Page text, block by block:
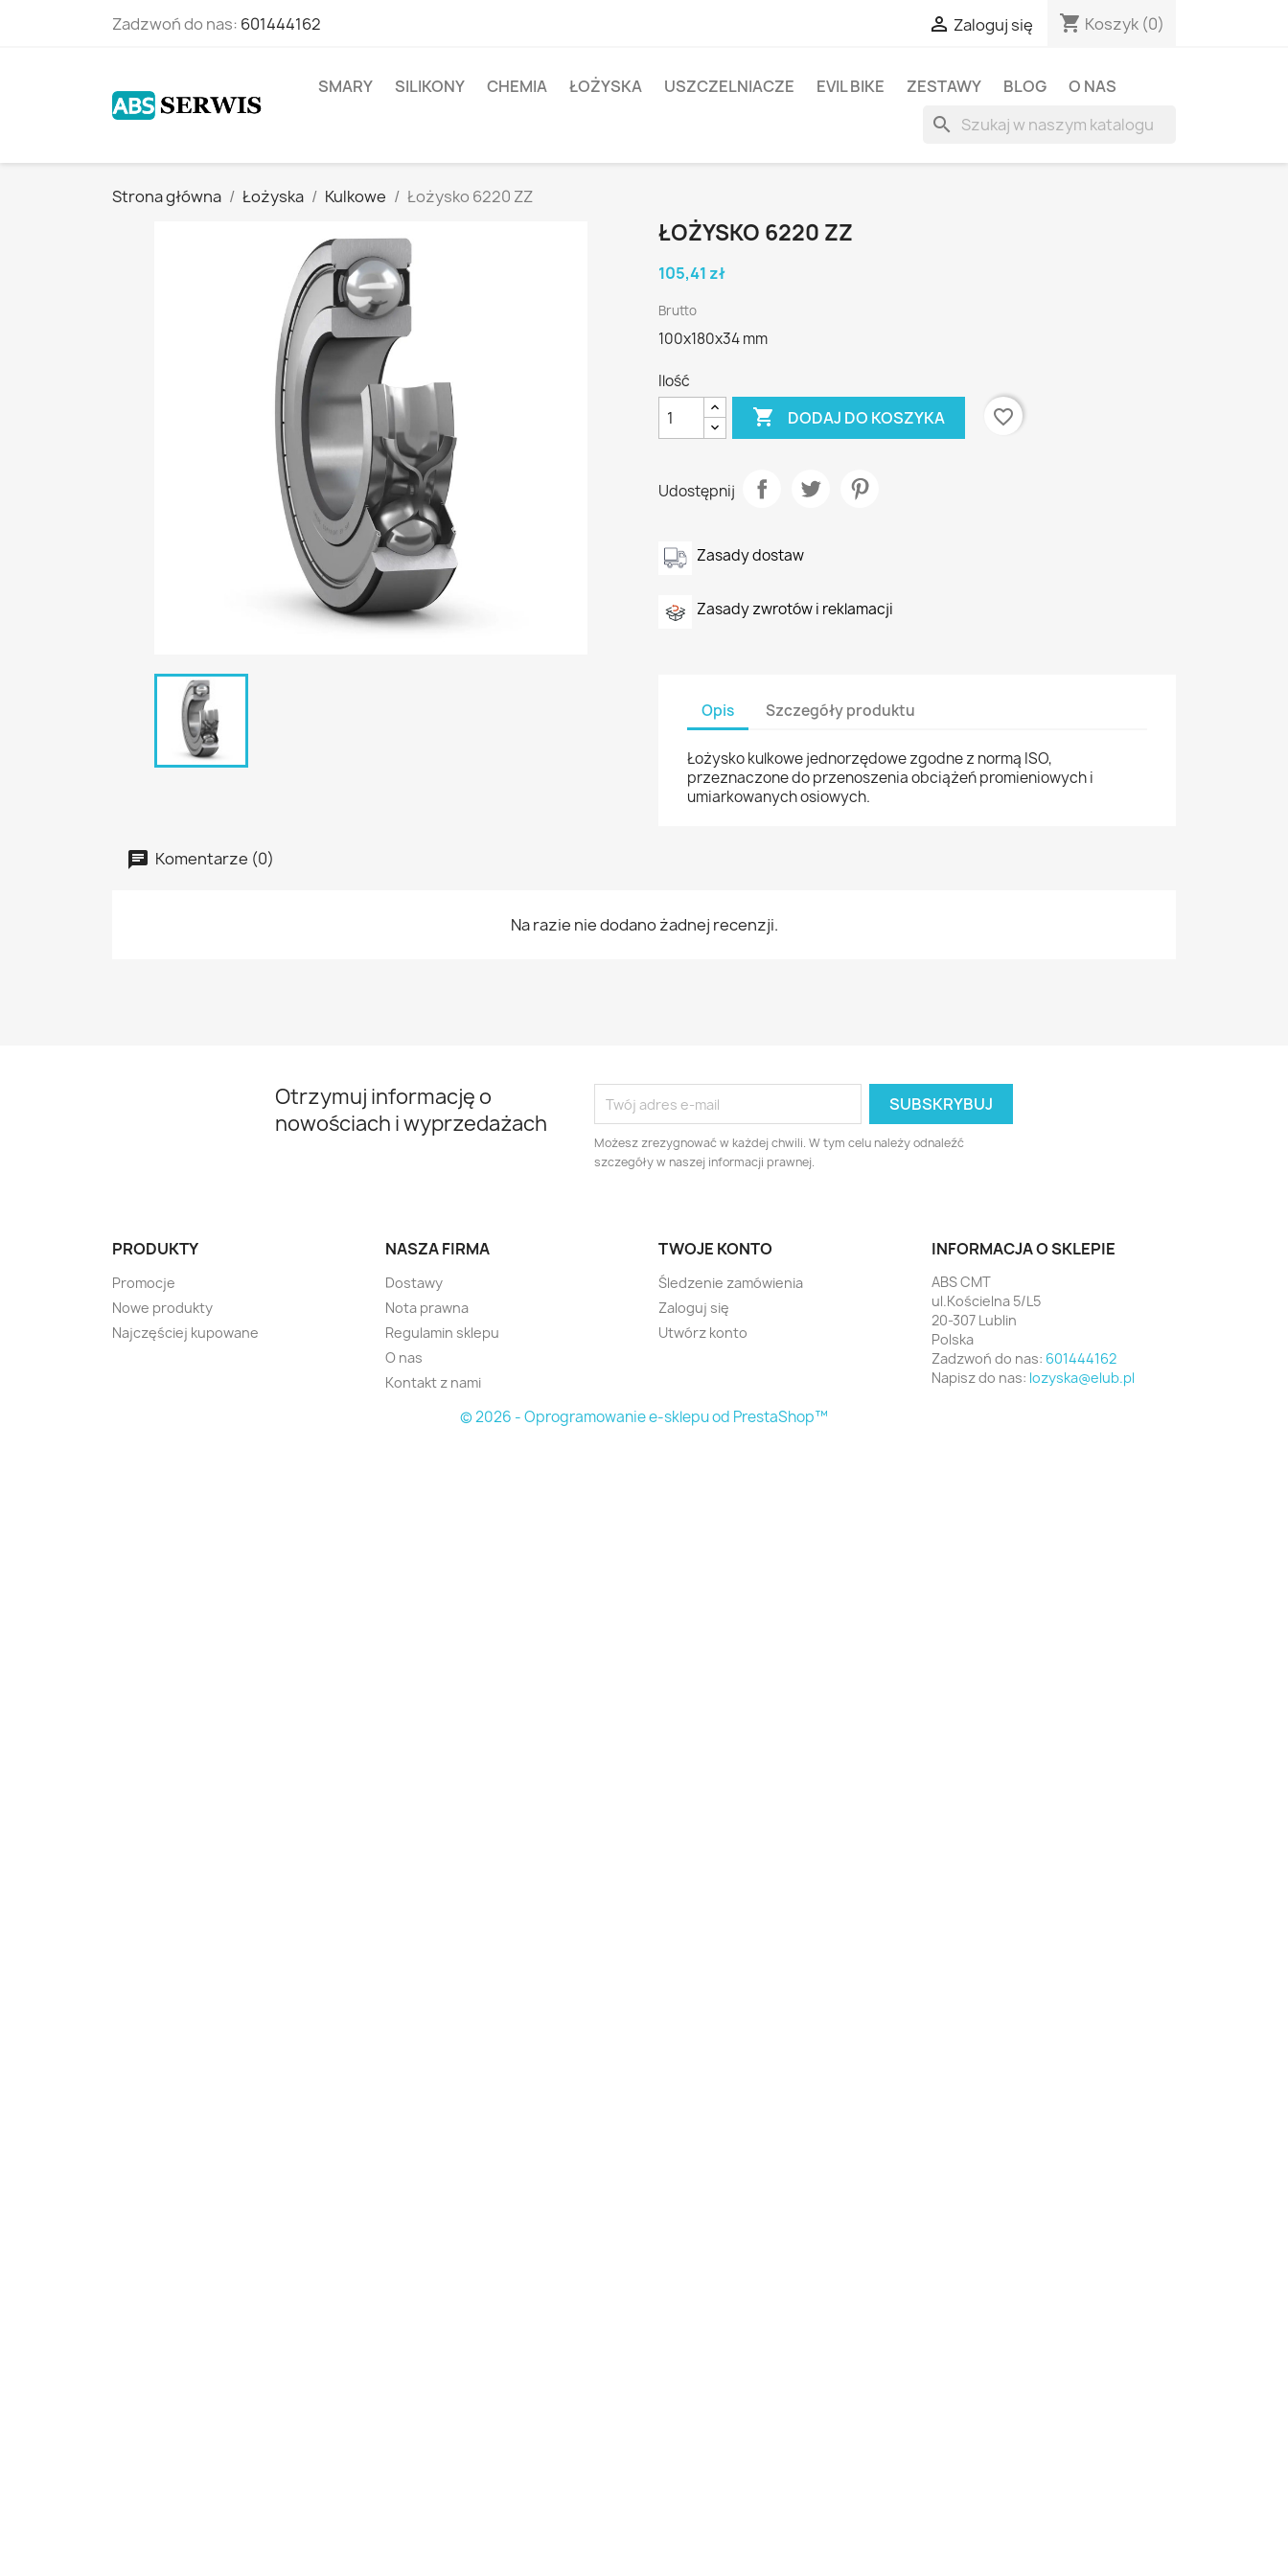
Zadzwoń do nas: 601444162  Zaloguj się shopping_cart Koszyk (0)
SMARY SILIKONY CHEMIA ŁOŻYSKA USZCZELNIACZE EVIL BIKE ZESTAWY BLOG O NAS
search
Strona główna Łożyska Kulkowe Łożysko 6220 ZZ
ŁOŻYSKO 6220 ZZ
105,41 zł
Brutto
100x180x34 mm
Ilość
 DODAJ DO KOSZYKA favorite_border
Udostępnij
Zasady dostaw
Zasady zwrotów i reklamacji
Opis Szczegóły produktu
Łożysko kulkowe jednorzędowe zgodne z normą ISO,
przeznaczone do przenoszenia obciążeń promieniowych i
umiarkowanych osiowych.
Komentarze (0)
Na razie nie dodano żadnej recenzji.
Otrzymuj informację o
nowościach i wyprzedażach
Możesz zrezygnować w każdej chwili. W tym celu należy odnaleźć
szczegóły w naszej informacji prawnej.
PRODUKTY
Promocje
Nowe produkty
Najczęściej kupowane
NASZA FIRMA
Dostawy
Nota prawna
Regulamin sklepu
O nas
Kontakt z nami
TWOJE KONTO
Śledzenie zamówienia
Zaloguj się
Utwórz konto
INFORMACJA O SKLEPIE
ABS CMT
ul.Kościelna 5/L5
20-307 Lublin
Polska
Zadzwoń do nas: 601444162
Napisz do nas: lozyska@elub.pl
© 2026 - Oprogramowanie e-sklepu od PrestaShop™